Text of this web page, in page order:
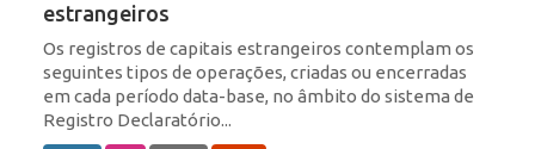
estrangeiros
Os registros de capitais estrangeiros contemplam os
seguintes tipos de operações, criadas ou encerradas
em cada período data-base, no âmbito do sistema de
Registro Declaratório...